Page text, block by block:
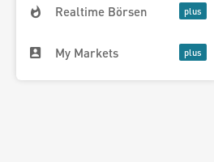
Realtime Börsen
My Markets